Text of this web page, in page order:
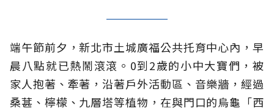
端午節前夕，新北市土城廣福公共托育中心內，早
晨八點就已熱鬧滾滾。0到2歲的小中大寶們，被
家人抱著、牽著，沿著戶外活動區、音樂牆，經過
桑葚、檸檬、九層塔等植物，在與門口的烏龜「西